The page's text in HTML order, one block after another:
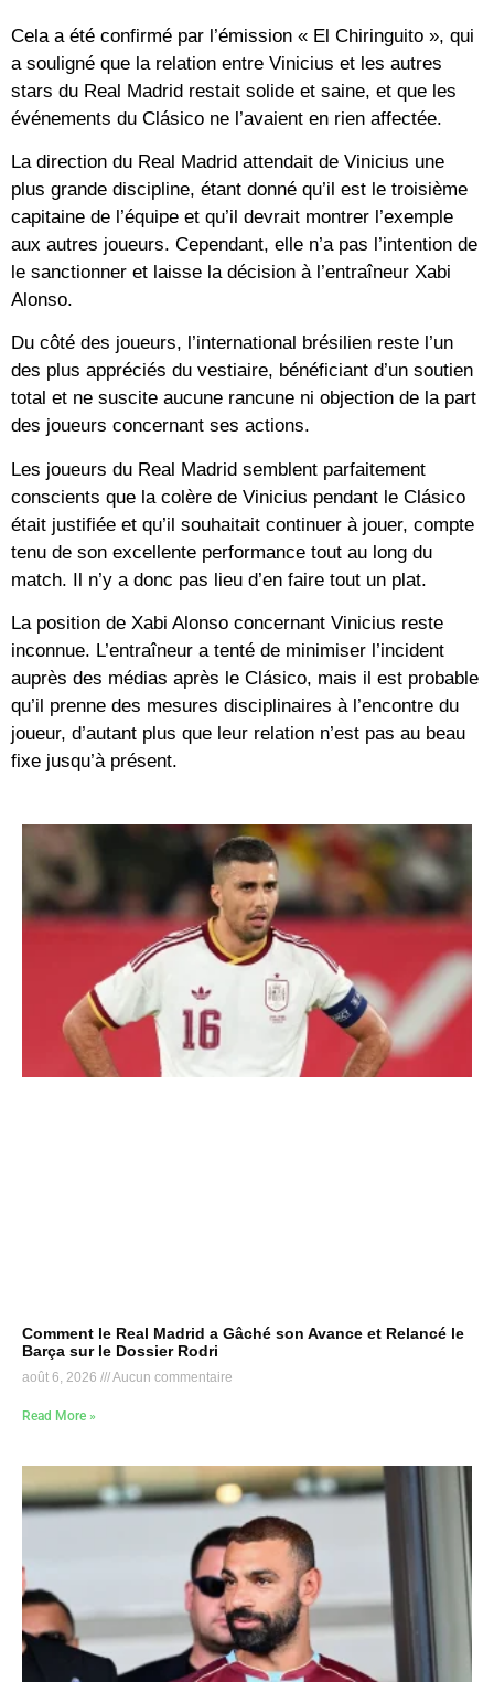
Cela a été confirmé par l’émission « El Chiringuito », qui
a souligné que la relation entre Vinicius et les autres
stars du Real Madrid restait solide et saine, et que les
événements du Clásico ne l’avaient en rien affectée.
La direction du Real Madrid attendait de Vinicius une
plus grande discipline, étant donné qu’il est le troisième
capitaine de l’équipe et qu’il devrait montrer l’exemple
aux autres joueurs. Cependant, elle n’a pas l’intention de
le sanctionner et laisse la décision à l’entraîneur Xabi
Alonso.
Du côté des joueurs, l’international brésilien reste l’un
des plus appréciés du vestiaire, bénéficiant d’un soutien
total et ne suscite aucune rancune ni objection de la part
des joueurs concernant ses actions.
Les joueurs du Real Madrid semblent parfaitement
conscients que la colère de Vinicius pendant le Clásico
était justifiée et qu’il souhaitait continuer à jouer, compte
tenu de son excellente performance tout au long du
match. Il n’y a donc pas lieu d’en faire tout un plat.
La position de Xabi Alonso concernant Vinicius reste
inconnue. L’entraîneur a tenté de minimiser l’incident
auprès des médias après le Clásico, mais il est probable
qu’il prenne des mesures disciplinaires à l’encontre du
joueur, d’autant plus que leur relation n’est pas au beau
fixe jusqu’à présent.
Comment le Real Madrid a Gâché son Avance et Relancé le
Barça sur le Dossier Rodri
août 6, 2026 Aucun commentaire
Read More »